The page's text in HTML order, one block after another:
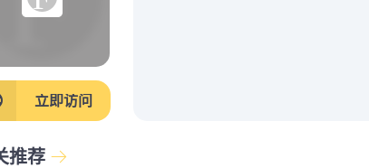
立即访问
推荐